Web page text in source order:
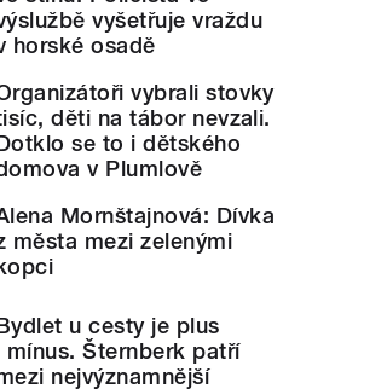
vyšetřuje vraždu
horské osadě
vybrali stovky
děti na tábor nevzali.
se to i dětského
v Plumlově
Mornštajnová: Dívka
města mezi zelenými
u cesty je plus
mínus. Šternberk patří
nejvýznamnější